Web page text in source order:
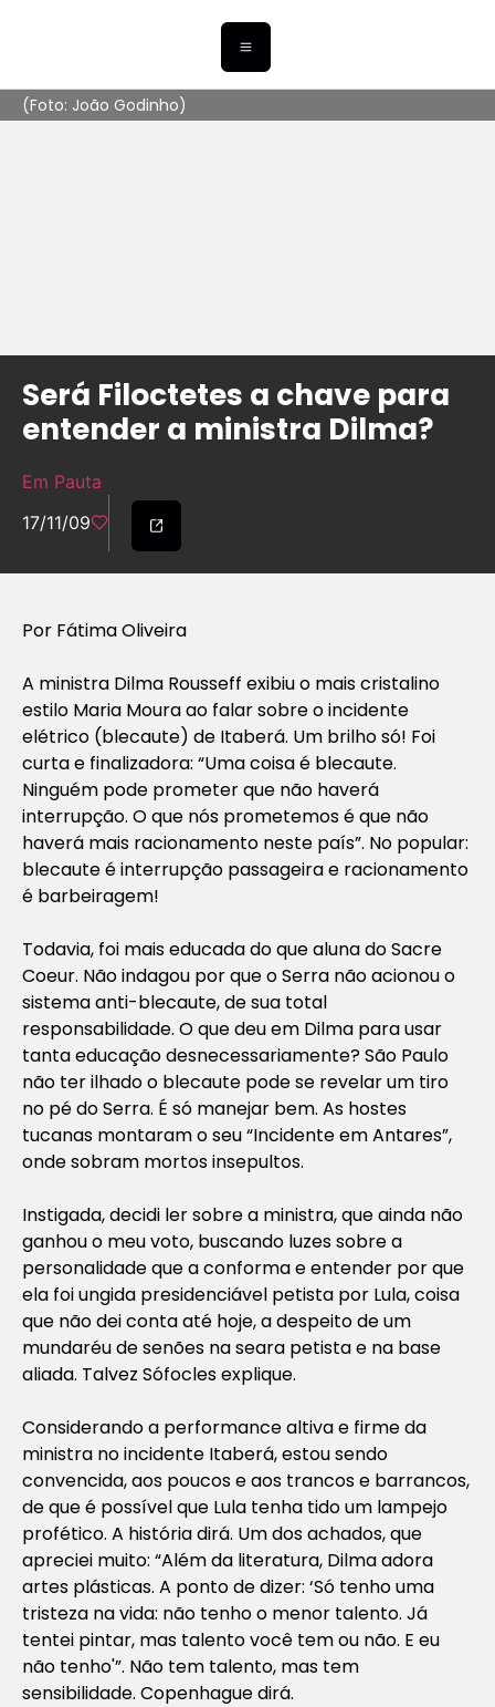
(Foto: João Godinho)
Será Filoctetes a chave para
entender a ministra Dilma?
Em Pauta
17/11/09
Por Fátima Oliveira
A ministra Dilma Rousseff exibiu o mais cristalino
estilo Maria Moura ao falar sobre o incidente
elétrico (blecaute) de Itaberá. Um brilho só! Foi
curta e finalizadora: “Uma coisa é blecaute.
Ninguém pode prometer que não haverá
interrupção. O que nós prometemos é que não
haverá mais racionamento neste país”. No popular:
blecaute é interrupção passageira e racionamento
é barbeiragem!
Todavia, foi mais educada do que aluna do Sacre
Coeur. Não indagou por que o Serra não acionou o
sistema anti-blecaute, de sua total
responsabilidade. O que deu em Dilma para usar
tanta educação desnecessariamente? São Paulo
não ter ilhado o blecaute pode se revelar um tiro
no pé do Serra. É só manejar bem. As hostes
tucanas montaram o seu “Incidente em Antares”,
onde sobram mortos insepultos.
Instigada, decidi ler sobre a ministra, que ainda não
ganhou o meu voto, buscando luzes sobre a
personalidade que a conforma e entender por que
ela foi ungida presidenciável petista por Lula, coisa
que não dei conta até hoje, a despeito de um
mundaréu de senões na seara petista e na base
aliada. Talvez Sófocles explique.
Considerando a performance altiva e firme da
ministra no incidente Itaberá, estou sendo
convencida, aos poucos e aos trancos e barrancos,
de que é possível que Lula tenha tido um lampejo
profético. A história dirá. Um dos achados, que
apreciei muito: “Além da literatura, Dilma adora
artes plásticas. A ponto de dizer: ‘Só tenho uma
tristeza na vida: não tenho o menor talento. Já
tentei pintar, mas talento você tem ou não. E eu
não tenho'”. Não tem talento, mas tem
sensibilidade. Copenhague dirá.